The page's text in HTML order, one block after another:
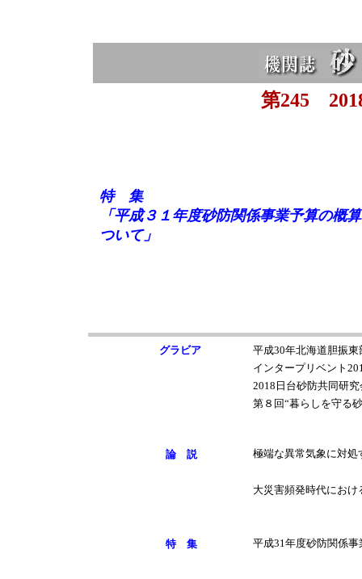
第245
特 集
「平成３１年度砂防関係事業予算の概
ついて」
グラビア
平成30年北海道胆振
インタープリベント
2018日台砂防共同研
第８回“暮らしを守る
論 説 極端な異常気象に対処
大災害頻発時代にお
特 集 平成31年度砂防関係